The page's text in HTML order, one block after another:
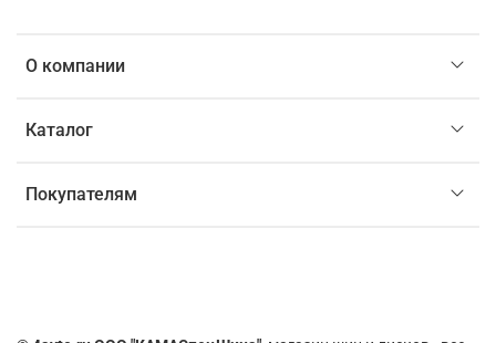
О компании
Каталог
Покупателям